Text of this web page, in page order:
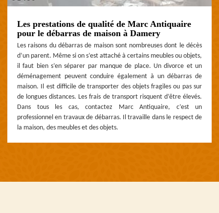
Les prestations de qualité de Marc Antiquaire
pour le débarras de maison à Damery
Les raisons du débarras de maison sont nombreuses dont le décès
d’un parent. Même si on s’est attaché à certains meubles ou objets,
il faut bien s’en séparer par manque de place. Un divorce et un
déménagement peuvent conduire également à un débarras de
maison. Il est difficile de transporter des objets fragiles ou pas sur
de longues distances. Les frais de transport risquent d’être élevés.
Dans tous les cas, contactez Marc Antiquaire, c’est un
professionnel en travaux de débarras. Il travaille dans le respect de
la maison, des meubles et des objets.